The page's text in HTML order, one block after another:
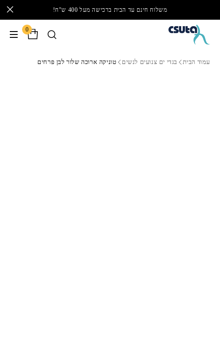
משלוח חינם עד הבית ברכישה מעל 400 ש"ח!
0
עמוד הבית בגדי ים צנועים לנשים טוניקה ארוכה שלור לבן פרחים